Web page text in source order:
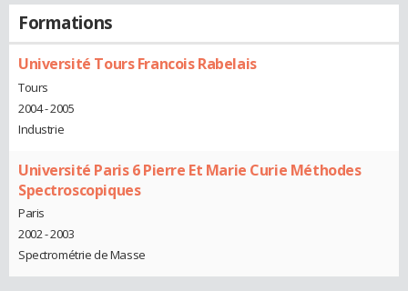
Formations
Université Tours Francois Rabelais
Tours
2004 - 2005
Industrie
Université Paris 6 Pierre Et Marie Curie Méthodes
Spectroscopiques
Paris
2002 - 2003
Spectrométrie de Masse